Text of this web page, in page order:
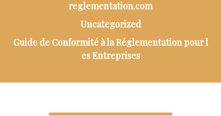
reglementation.com
Uncategorized
Guide de Conformité à la Réglementation pour l
es Entreprises